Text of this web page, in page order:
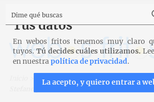
Recetas para Thermomix >
Risotto
Stefano para Thermomix
Tus datos
En webos fritos tenemos muy claro
tuyos. Tú decides cuáles utilizamos.
en nuestrapolítica de privacidad.
La acepto, y quiero entrar a